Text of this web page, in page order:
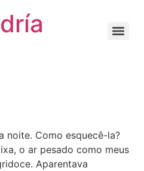
noite. Como esquecê-la?
o ar pesado como meus
Aparentava